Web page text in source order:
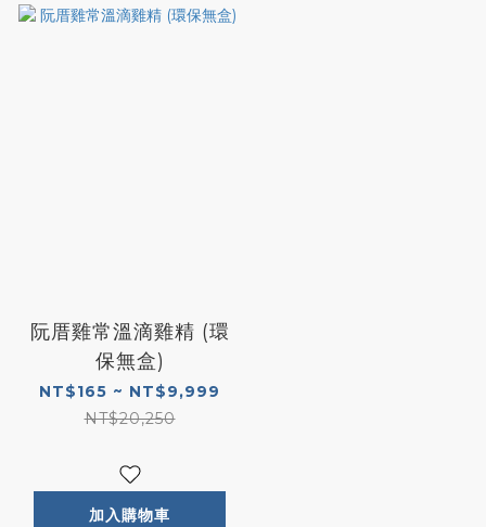
阮厝雞常溫滴雞精 (環
保無盒)
NT$165 ~ NT$9,999
NT$20,250
加入購物車